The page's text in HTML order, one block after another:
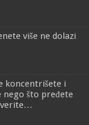
više ne dolazi
koncentrišete i
nego što pređete